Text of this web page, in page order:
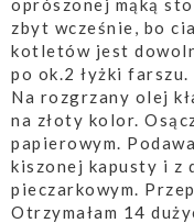
oprószonej mąką
zbyt wcześnie, bo
kotletów jest
po ok.2 łyżki farszu.
Na rozgrzany olej
na złoty kolor.
papierowym.
kiszonej kapusty i z
pieczarkowym.
Otrzymałam 14